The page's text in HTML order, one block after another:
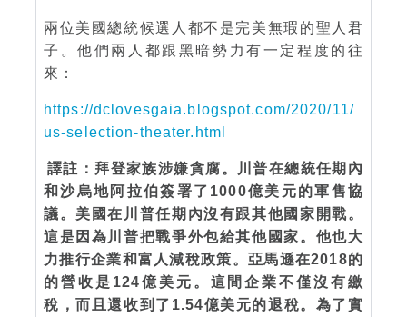
兩位美國總統候選人都不是完美無瑕的聖人君
子。他們兩人都跟黑暗勢力有一定程度的往
來：
https://dclovesgaia.blogspot.com/2020/11/
us-selection-theater.html
譯註：拜登家族涉嫌貪腐。川普在總統任期內
和沙烏地阿拉伯簽署了1000億美元的軍售協
議。美國在川普任期內沒有跟其他國家開戰。
這是因為川普把戰爭外包給其他國家。他也大
力推行企業和富人減稅政策。亞馬遜在2018的
的營收是124億美元。這間企業不僅沒有繳
稅，而且還收到了1.54億美元的退稅。為了實